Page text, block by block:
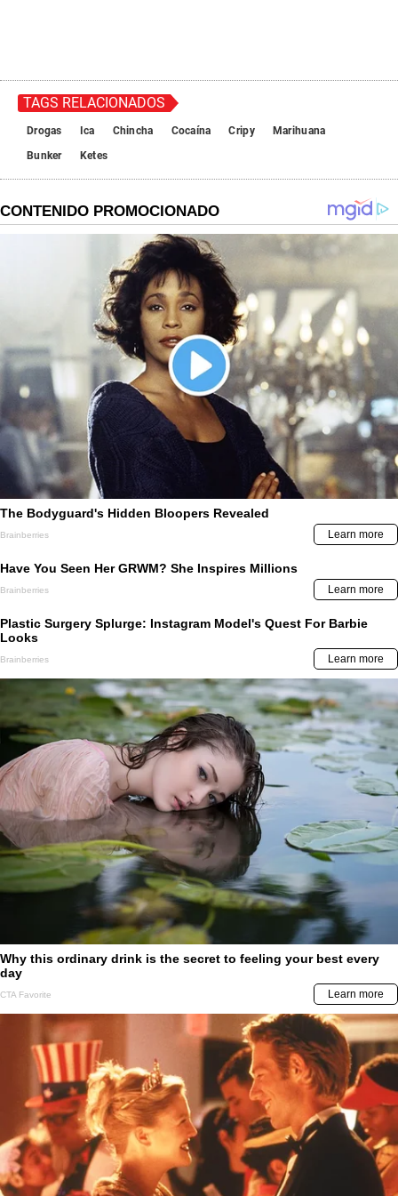
TAGS RELACIONADOS
Drogas Ica Chincha Cocaína Cripy
Marihuana
Bunker
Ketes